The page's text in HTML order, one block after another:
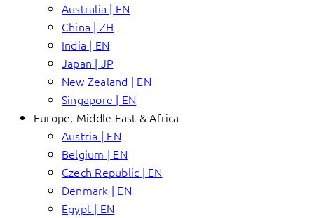
Australia | EN
China | ZH
India | EN
Japan | JP
New Zealand | EN
Singapore | EN
Europe, Middle East & Africa
Austria | EN
Belgium | EN
Czech Republic | EN
Denmark | EN
Egypt | EN